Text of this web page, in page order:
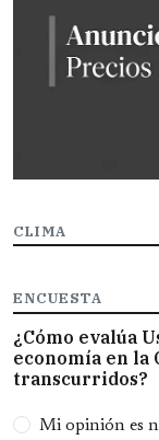
CLIMA
ENCUESTA
¿Cómo evalúa
economía en la
transcurridos?
Opciones
Mi opinión es